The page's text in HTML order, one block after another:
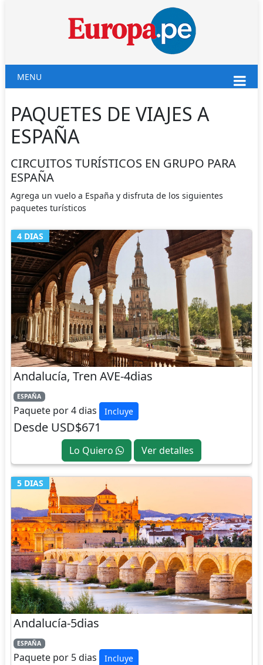
MENU
PAQUETES DE VIAJES A
ESPAÑA
CIRCUITOS TURÍSTICOS EN GRUPO PARA
ESPAÑA
Agrega un vuelo a España y disfruta de los siguientes
paquetes turísticos
4 DIAS
Andalucía, Tren AVE-4dias
ESPAÑA
Paquete por 4 dias Incluye
Desde USD$671
Lo Quiero Ver detalles
5 DIAS
Andalucía-5dias
ESPAÑA
Paquete por 5 dias Incluye